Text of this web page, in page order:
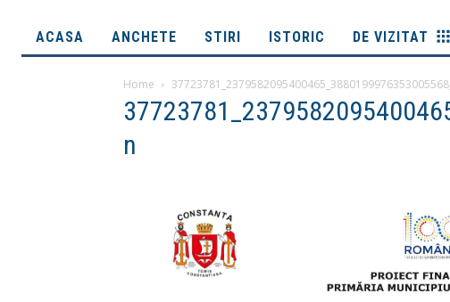
ACASA ANCHETE STIRI ISTORIC DE VIZITAT
Home
n